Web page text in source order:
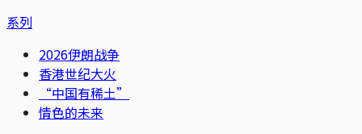
系列
2026伊朗战争
香港世纪大火
“中国有稀土”
情色的未来